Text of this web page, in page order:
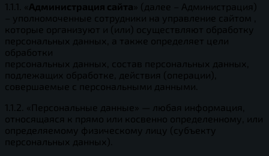
1.1.1. « Администрация сайта» (далее – Администрация)
– уполномоченные сотрудники на управление сайтом ,
которые организуют и (или) осуществляют обработку
персональных данных, а также определяет цели
обработки
персональных данных, состав персональных данных,
подлежащих обработке, действия (операции),
совершаемые с персональными данными.
1.1.2. «Персональные данные» — любая информация,
относящаяся к прямо или косвенно определенному, или
определяемому физическому лицу (субъекту
персональных данных).